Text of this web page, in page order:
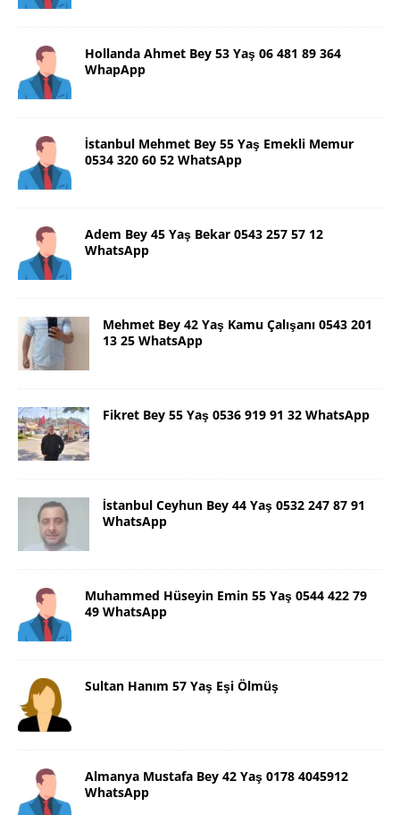
Hollanda Ahmet Bey 53 Yaş 06 481 89 364
WhapApp
İstanbul Mehmet Bey 55 Yaş Emekli Memur
0534 320 60 52 WhatsApp
Adem Bey 45 Yaş Bekar 0543 257 57 12
WhatsApp
Mehmet Bey 42 Yaş Kamu Çalışanı 0543 201
13 25 WhatsApp
Fikret Bey 55 Yaş 0536 919 91 32 WhatsApp
İstanbul Ceyhun Bey 44 Yaş 0532 247 87 91
WhatsApp
Muhammed Hüseyin Emin 55 Yaş 0544 422 79
49 WhatsApp
Sultan Hanım 57 Yaş Eşi Ölmüş
Almanya Mustafa Bey 42 Yaş 0178 4045912
WhatsApp